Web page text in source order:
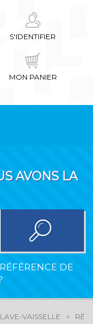
S'IDENTIFIER
MON PANIER
AVONS LA
DE
VAISSELLE